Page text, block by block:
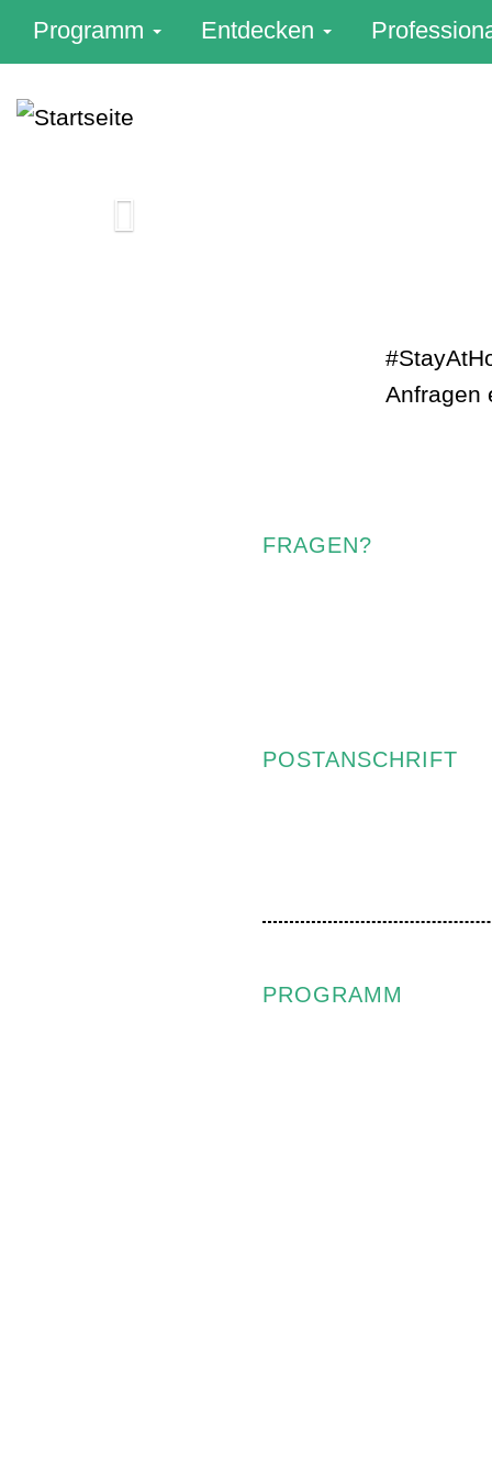
Direkt
Main
navigation
DE
Programm Entdecken
Anfragen
FRAGEN?
POSTANSCHRIFT
PROGRAMM